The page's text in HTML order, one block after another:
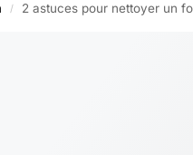
/ 2 astuces pour nettoyer un